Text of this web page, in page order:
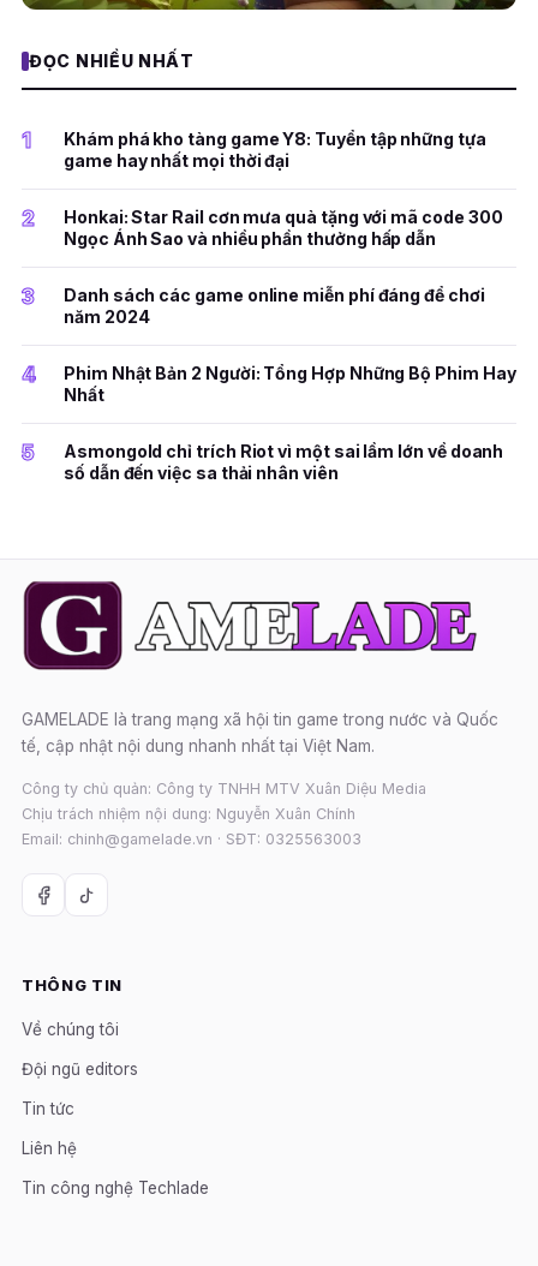
ĐỌC NHIỀU NHẤT
1
Khám phá kho tàng game Y8: Tuyển tập những tựa
game hay nhất mọi thời đại
2
Honkai: Star Rail cơn mưa quà tặng với mã code 300
Ngọc Ánh Sao và nhiều phần thưởng hấp dẫn
3
Danh sách các game online miễn phí đáng để chơi
năm 2024
4
Phim Nhật Bản 2 Người: Tổng Hợp Những Bộ Phim Hay
Nhất
5
Asmongold chỉ trích Riot vì một sai lầm lớn về doanh
số dẫn đến việc sa thải nhân viên
GAMELADE là trang mạng xã hội tin game trong nước và Quốc
tế, cập nhật nội dung nhanh nhất tại Việt Nam.
Công ty chủ quản: Công ty TNHH MTV Xuân Diệu Media
Chịu trách nhiệm nội dung: Nguyễn Xuân Chính
Email: chinh@gamelade.vn · SĐT: 0325563003
THÔNG TIN
Về chúng tôi
Đội ngũ editors
Tin tức
Liên hệ
Tin công nghệ Techlade